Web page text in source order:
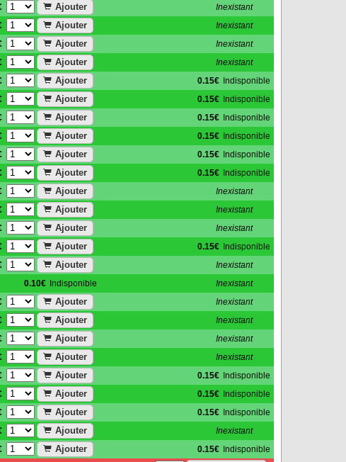
Ajouter Inexistant
Ajouter Inexistant
Ajouter Inexistant
Ajouter Inexistant
Ajouter 0.15€ Indisponible
Ajouter 0.15€ Indisponible
Ajouter 0.15€ Indisponible
Ajouter 0.15€ Indisponible
Ajouter 0.15€ Indisponible
Ajouter 0.15€ Indisponible
Ajouter Inexistant
Ajouter Inexistant
Ajouter Inexistant
Ajouter 0.15€ Indisponible
Ajouter Inexistant
0.10€ Indisponible Inexistant
Ajouter Inexistant
Ajouter Inexistant
Ajouter Inexistant
Ajouter Inexistant
Ajouter 0.15€ Indisponible
Ajouter 0.15€ Indisponible
Ajouter 0.15€ Indisponible
Ajouter Inexistant
Ajouter 0.15€ Indisponible